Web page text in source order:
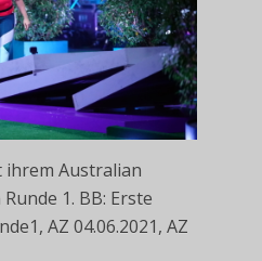
ihrem Australian
1. BB: Erste
AZ 04.06.2021, AZ